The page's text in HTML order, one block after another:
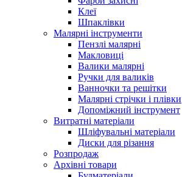
Клеї
Шпаклівки
Малярні інструменти
Пензлі малярні
Макловиці
Валики малярні
Ручки для валиків
Ванночки та решітки
Малярні стрічки і плівки
Допоміжний інструмент
Витратні матеріали
Шліфувальні матеріали
Диски для різання
Розпродаж
Архівні товари